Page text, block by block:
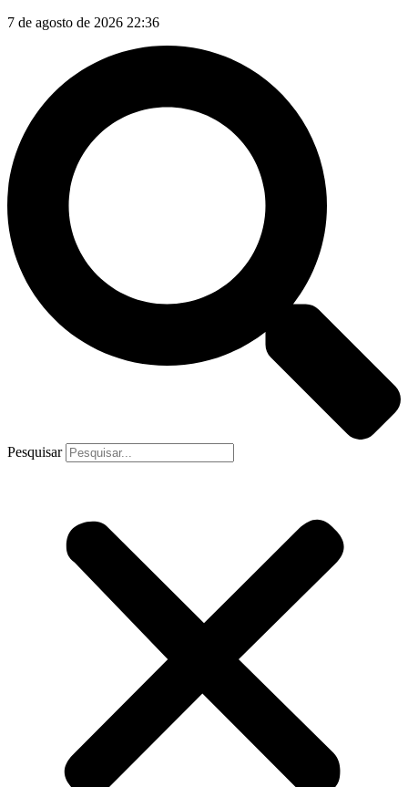
7 de agosto de 2026 22:36
Pesquisar